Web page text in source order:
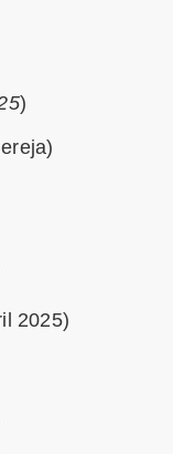
)
2025)